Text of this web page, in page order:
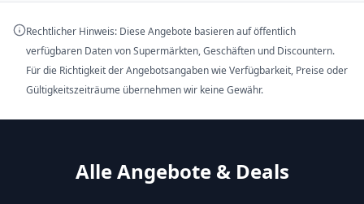
Rechtlicher Hinweis: Diese Angebote basieren auf öffentlich
verfügbaren Daten von Supermärkten, Geschäften und Discountern.
Für die Richtigkeit der Angebotsangaben wie Verfügbarkeit, Preise oder
Gültigkeitszeiträume übernehmen wir keine Gewähr.
Alle Angebote & Deals